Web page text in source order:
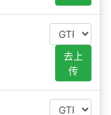
去上
传